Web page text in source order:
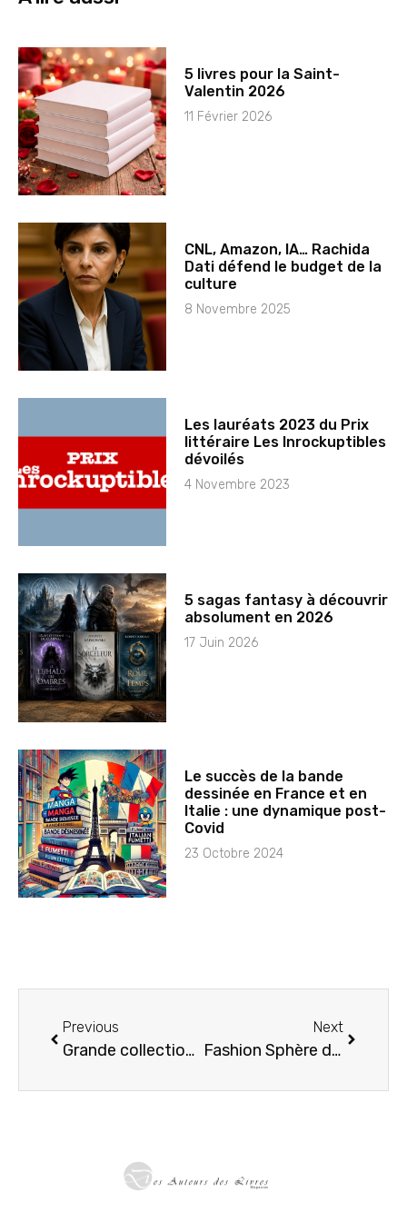
5 livres pour la Saint-
Valentin 2026
11 Février 2026
CNL, Amazon, IA… Rachida
Dati défend le budget de la
culture
8 Novembre 2025
Les lauréats 2023 du Prix
littéraire Les Inrockuptibles
dévoilés
4 Novembre 2023
5 sagas fantasy à découvrir
absolument en 2026
17 Juin 2026
Le succès de la bande
dessinée en France et en
Italie : une dynamique post-
Covid
23 Octobre 2024
Previous
Grande collection : suivi du manuel du collectionneur de Lucifer
Next
Fashion Sphère de Anne Montouroy & Isabelle Oziol De Pignol